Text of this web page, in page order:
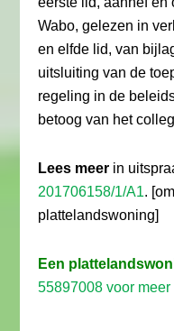
Wabo, gelezen in
en elfde lid, van
uitsluiting van de
regeling in de
betoog van het
Lees meer in
201706158/1/A1.
plattelandswoning]
Een
55897008 voor meer